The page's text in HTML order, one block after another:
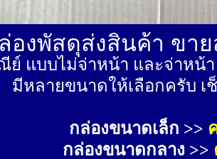
องพัสดุส่งสินค้า ขา
ย์ แบบไม่จ่าหน้า และจ่าหน้
มีหลายขนาดให้เลือกครับ เ
กล่องขนาดเล็ก >>
กล่องขนาดกลาง >>